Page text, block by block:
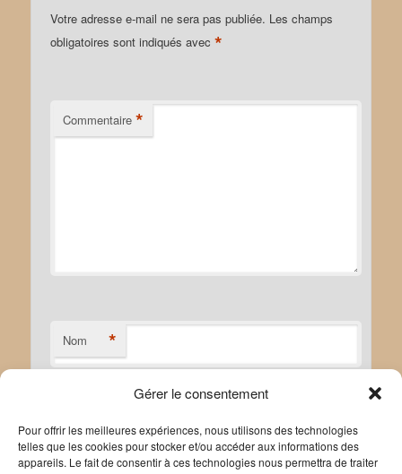
Gérer le consentement
Pour offrir les meilleures expériences, nous utilisons des technologies
telles que les cookies pour stocker et/ou accéder aux informations des
appareils. Le fait de consentir à ces technologies nous permettra de traiter
Votre adresse e-mail ne sera pas publiée. Les champs
obligatoires sont indiqués avec*
Commentaire *
Nom *
E-mail *